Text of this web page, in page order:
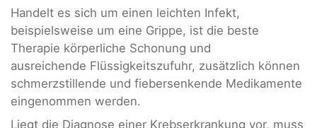
Handelt es sich um einen leichten Infekt,
beispielsweise um eine Grippe, ist die beste
Therapie körperliche Schonung und
ausreichende Flüssigkeitszufuhr, zusätzlich können
schmerzstillende und fiebersenkende Medikamente
eingenommen werden.
Liegt die Diagnose einer Krebserkrankung vor, muss